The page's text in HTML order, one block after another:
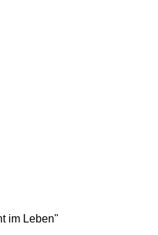
im Leben"